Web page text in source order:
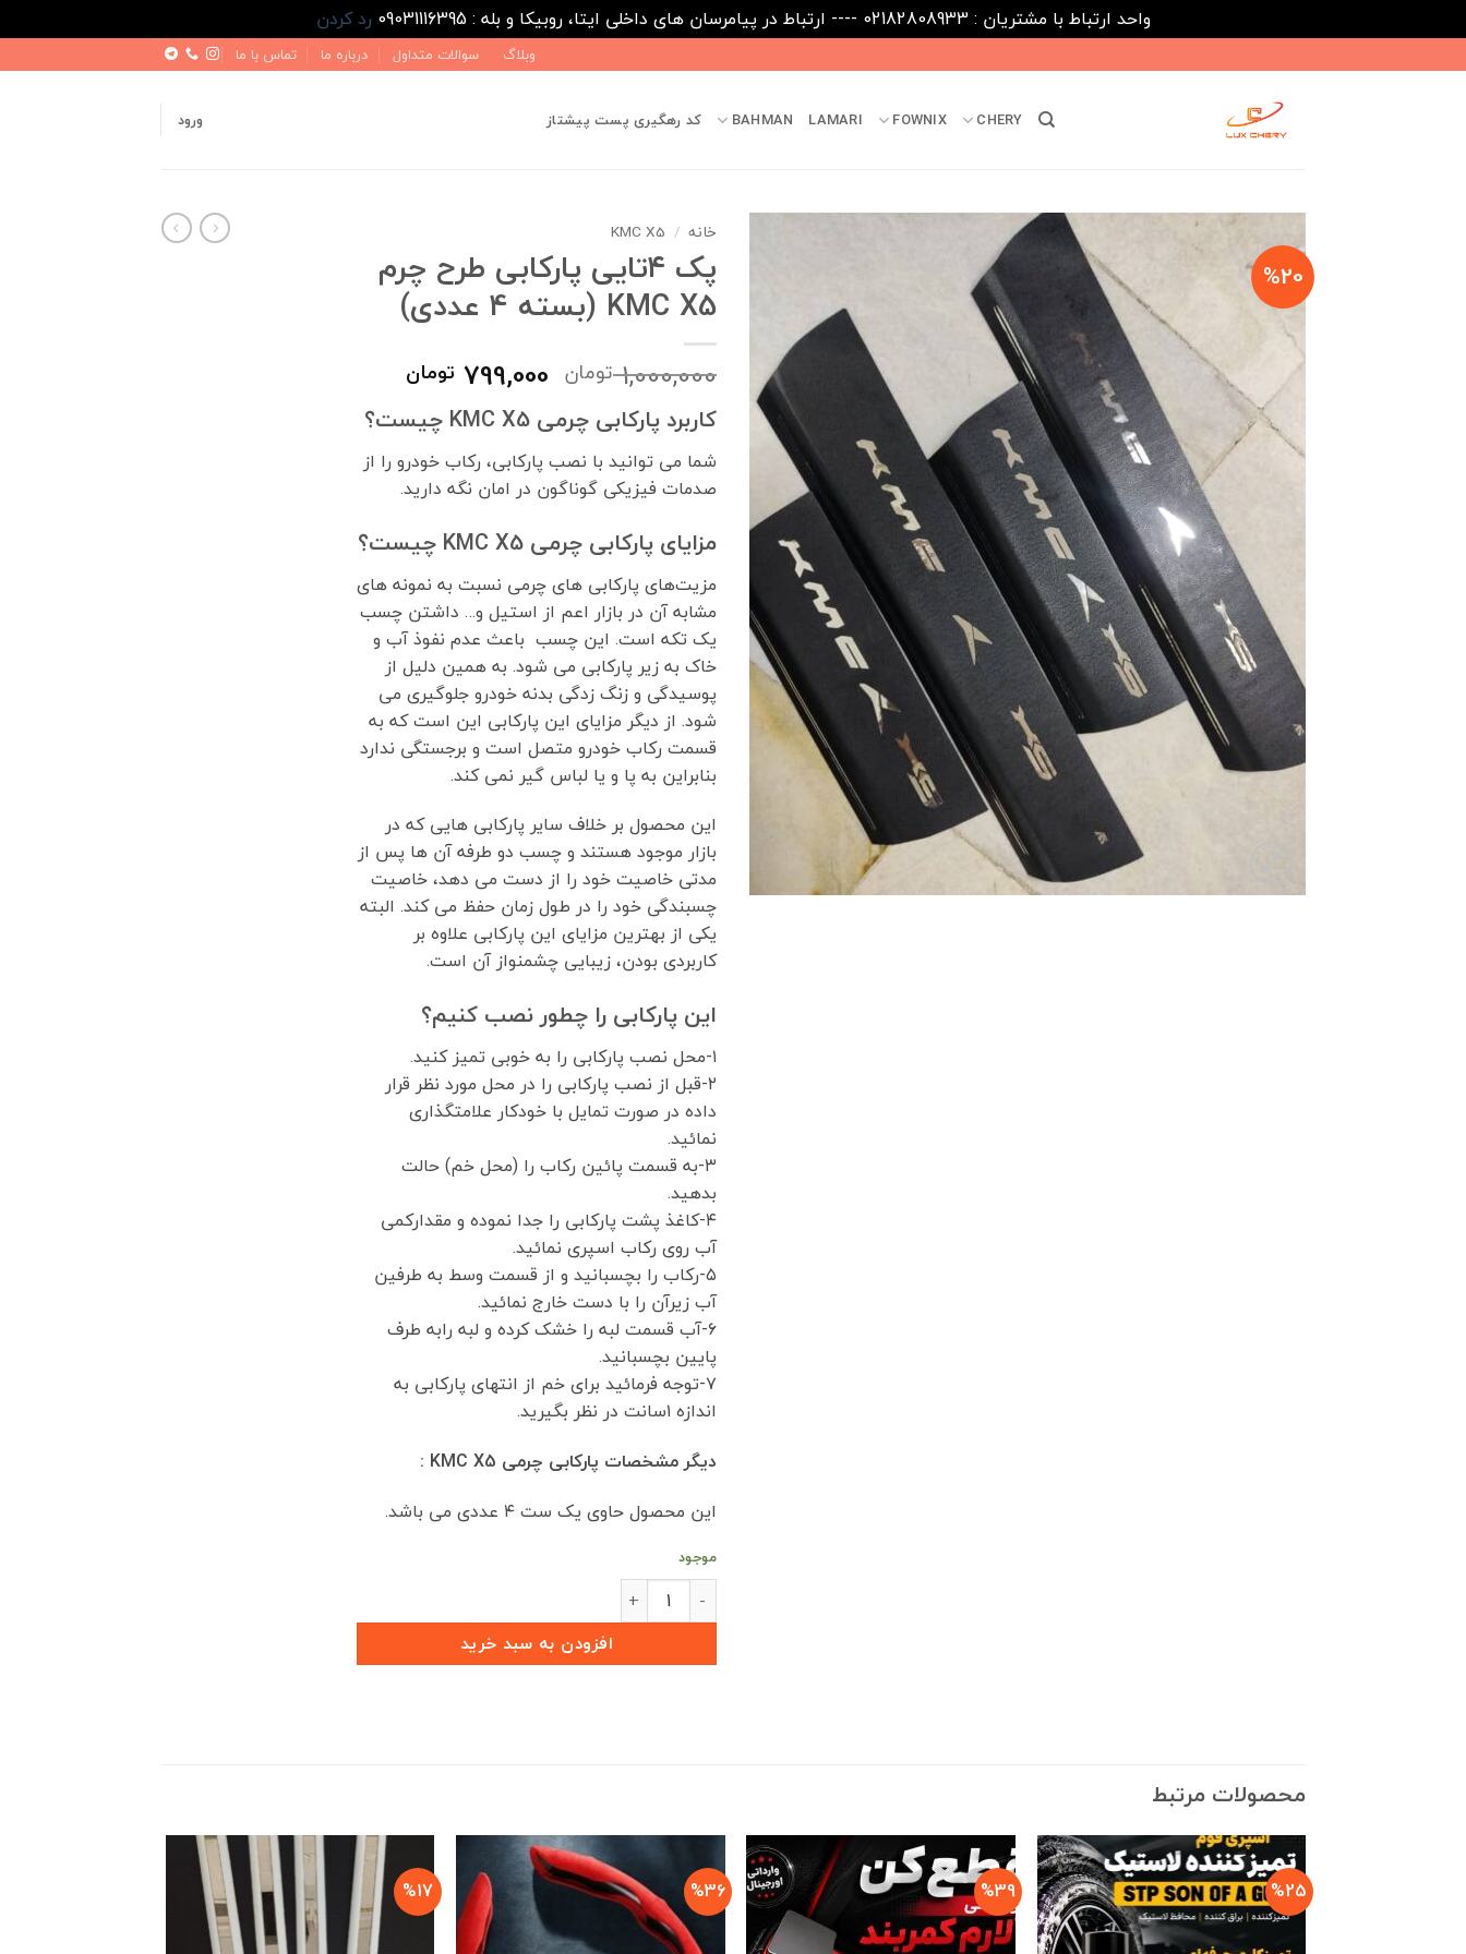
واحد ارتباط با مشتریان : 02182808933 ---- ارتباط در پیامرسان های داخلی ایتا، روبیکا و بله : 09031116395
رد کردن
to
وبلاگ سوالات متداول درباره ما تماس با ما
CHERY
FOWNIX
LAMARI
BAHMAN کد رهگیری پست پیشتاز ورود
%20
خانه /
KMC X5
پک ۴تایی پارکابی طرح چرم
KMC X5 (بسته 4 عددی)
1,000,000 تومان قیمت
اصلی
1,000,000 تومان
بود.
799,000 تومان
فعلی
است.
کاربرد پارکابی چرمی KMC X5 چیست؟
شما می توانید با نصب پارکابی، رکاب خودرو را از
صدمات فیزیکی گوناگون در امان نگه دارید.
مزایای پارکابی چرمی KMC X5 چیست؟
مزیت‌های پارکابی های چرمی نسبت به نمونه های
مشابه آن در بازار اعم از استیل و… داشتن چسب
یک تکه است. این چسب باعث عدم نفوذ آب و
خاک به زیر پارکابی می شود. به همین دلیل از
پوسیدگی و زنگ زدگی بدنه خودرو جلوگیری می
شود. از دیگر مزایای این پارکابی این است که به
قسمت رکاب خودرو متصل است و برجستگی ندارد
بنابراین به پا و یا لباس گیر نمی کند.
این محصول بر خلاف سایر پارکابی هایی که در
بازار موجود هستند و چسب دو طرفه آن ها پس از
مدتی خاصیت خود را از دست می دهد، خاصیت
چسبندگی خود را در طول زمان حفظ می کند. البته
یکی از بهترین مزایای این پارکابی علاوه بر
کاربردی بودن، زیبایی چشمنواز آن است.
این پارکابی را چطور نصب کنیم؟
۱-محل نصب پارکابی را به خوبی تمیز کنید.
۲-قبل از نصب پارکابی را در محل مورد نظر قرار
داده در صورت تمایل با خودکار علامتگذاری
نمائید.
۳-به قسمت پائین رکاب را (محل خم) حالت
بدهید.
۴-کاغذ پشت پارکابی را جدا نموده و مقدارکمی
آب روی رکاب اسپری نمائید.
۵-رکاب را بچسبانید و از قسمت وسط به طرفین
آب زیرآن را با دست خارج نمائید.
۶-آب قسمت لبه را خشک کرده و لبه رابه طرف
پایین بچسبانید.
۷-توجه فرمائید برای خم از انتهای پارکابی به
اندازه ۱سانت در نظر بگیرید.
دیگر مشخصات پارکابی چرمی KMC X5 :
این محصول حاوی یک ست ۴ عددی می باشد.
موجود
افزودن به سبد خرید
محصولات مرتبط
%25
%39
%36
%17